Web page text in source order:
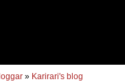
» Karirari's blog